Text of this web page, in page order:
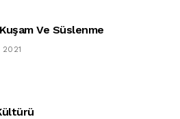
Ve Süslenme
2021